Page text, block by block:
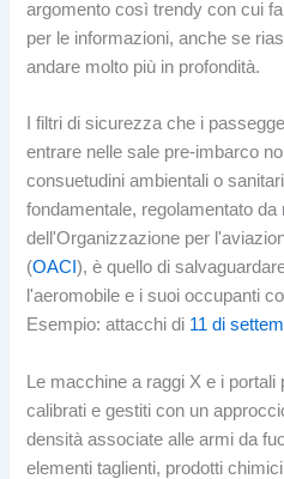
argomento così trendy con cui
per le informazioni, anche se
andare molto più in profondità.
I filtri di sicurezza che i
entrare nelle sale pre-imbarco
consuetudini ambientali o
fondamentale, regolamentato
dell'Organizzazione per
(OACI), è quello di
l'aeromobile e i suoi occupanti
Esempio: attacchi di 11 di
Le macchine a raggi X e i
calibrati e gestiti con un
densità associate alle armi da
elementi taglienti, prodotti